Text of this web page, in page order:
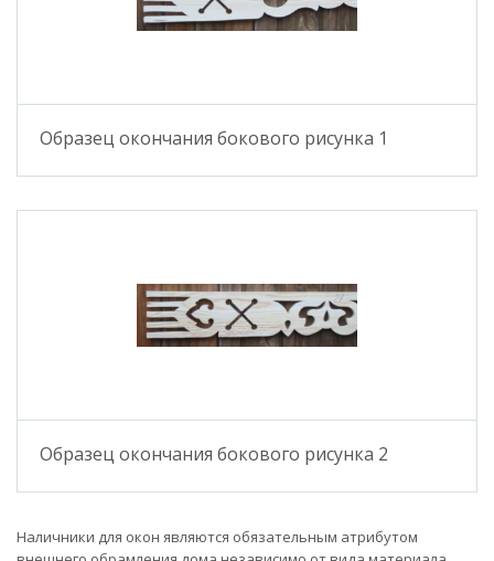
Образец окончания бокового рисунка 1
Образец окончания бокового рисунка 2
Наличники для окон являются обязательным атрибутом